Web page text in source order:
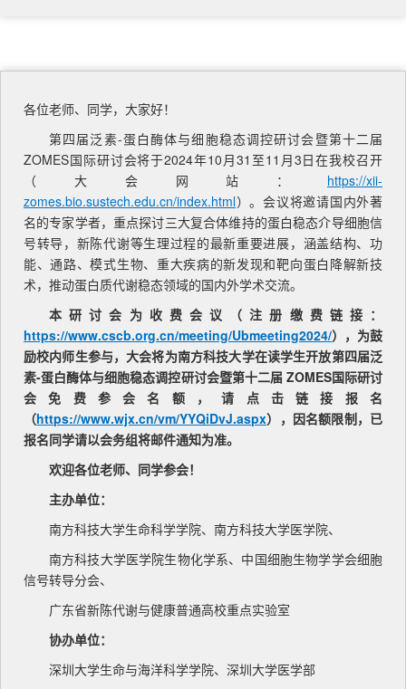
各位老师、同学，大家好！
第四届泛素-蛋白酶体与细胞稳态调控研讨会暨第十二届
ZOMES国际研讨会将于2024年10月31至11月3日在我校召开
（大会网站： https://xii-
zomes.bio.sustech.edu.cn/index.html）。会议将邀请国内外著
名的专家学者，重点探讨三大复合体维持的蛋白稳态介导细胞信
号转导，新陈代谢等生理过程的最新重要进展，涵盖结构、功
能、通路、模式生物、重大疾病的新发现和靶向蛋白降解新技
术，推动蛋白质代谢稳态领域的国内外学术交流。
本研讨会为收费会议（注册缴费链接：
https://www.cscb.org.cn/meeting/Ubmeeting2024/），为鼓
励校内师生参与，大会将为南方科技大学在读学生开放第四届泛
素-蛋白酶体与细胞稳态调控研讨会暨第十二届 ZOMES国际研讨
会免费参会名额，请点击链接报名
（https://www.wjx.cn/vm/YYQiDvJ.aspx），因名额限制，已
报名同学请以会务组将邮件通知为准。
欢迎各位老师、同学参会！
主办单位：
南方科技大学生命科学学院、南方科技大学医学院、
南方科技大学医学院生物化学系、中国细胞生物学学会细胞
信号转导分会、
广东省新陈代谢与健康普通高校重点实验室
协办单位：
深圳大学生命与海洋科学学院、深圳大学医学部